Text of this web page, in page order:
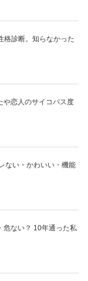
格診断。知らなかった
や恋人のサイコパス度
ない・かわいい・機能
危ない？ 10年通った私